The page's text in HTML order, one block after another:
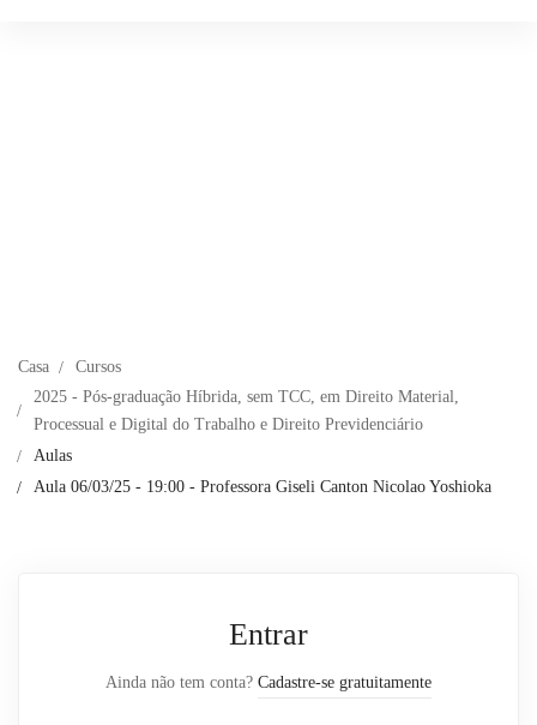
Casa
Cursos
2025 - Pós-graduação Híbrida, sem TCC, em Direito Material,
Processual e Digital do Trabalho e Direito Previdenciário
Aulas
Aula 06/03/25 - 19:00 - Professora Giseli Canton Nicolao Yoshioka
Entrar
Ainda não tem conta? Cadastre-se gratuitamente